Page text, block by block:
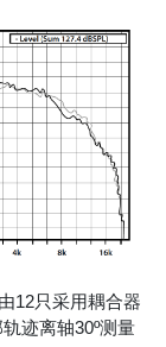
12只采用耦合器
迹离轴30º测量